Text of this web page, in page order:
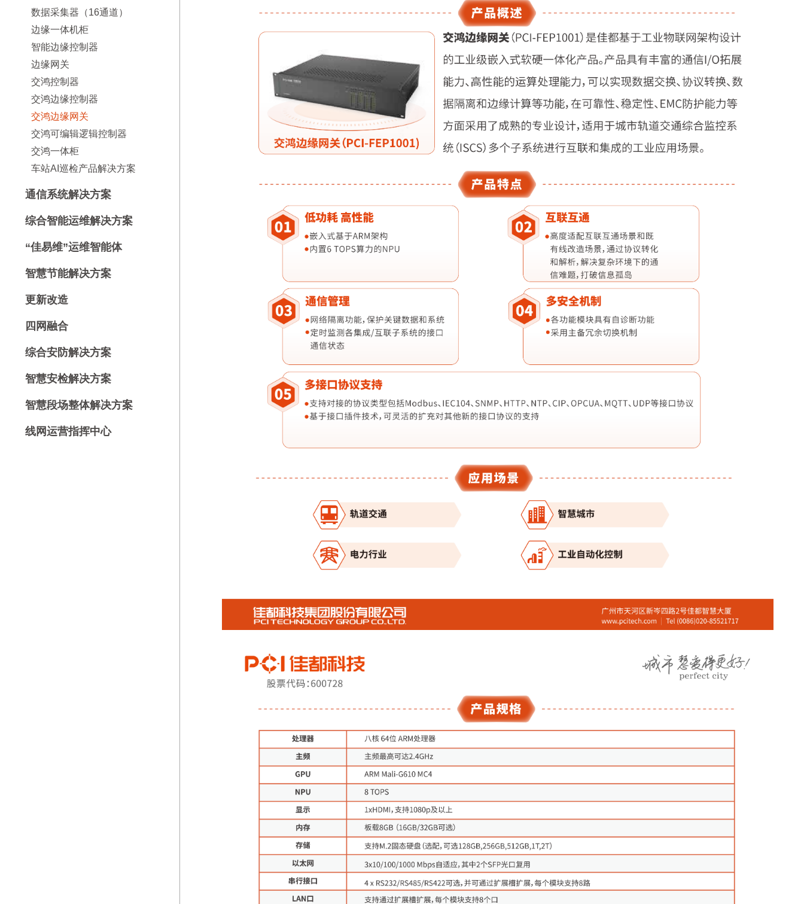
数据采集器（16通道）
边缘一体机柜
智能边缘控制器
边缘网关
交鸿控制器
交鸿边缘控制器
交鸿边缘网关
交鸿可编辑逻辑控制器
交鸿一体柜
车站AI巡检产品解决方案
通信系统解决方案
综合智能运维解决方案
“佳易维”运维智能体
智慧节能解决方案
更新改造
四网融合
综合安防解决方案
智慧安检解决方案
智慧段场整体解决方案
线网运营指挥中心